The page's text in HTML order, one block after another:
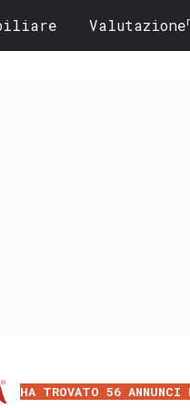
Valutazione
HA TROVATO 56 ANNUNCI